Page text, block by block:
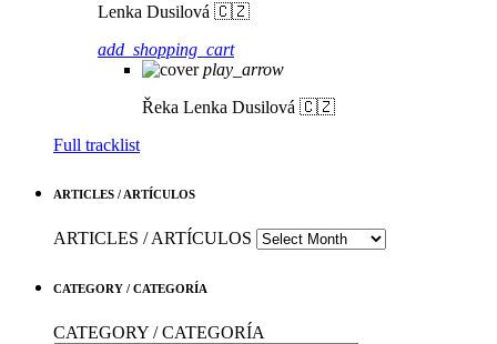
Lenka Dusilová 🇨🇿
add_shopping_cart
play_arrow
Řeka Lenka Dusilová 🇨🇿
Full tracklist
ARTICLES / ARTÍCULOS
ARTICLES / ARTÍCULOS
CATEGORY / CATEGORÍA
CATEGORY / CATEGORÍA